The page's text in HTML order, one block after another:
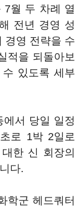
7월 두 차례 열
전년 경영 성
경영 전략을 수
적을 되돌아보
있도록 세부
에서 당일 일정
로 1박 2일로
한 신 회장의
다.
학군 헤드쿼터